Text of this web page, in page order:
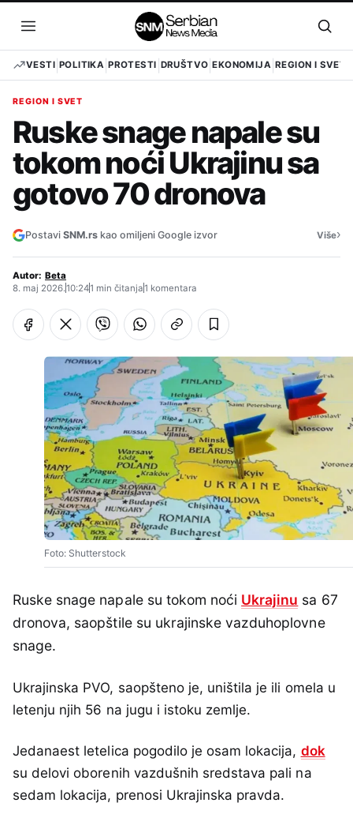
sadržaj
Otvori
meni
VESTI POLITIKA PROTESTI DRUŠTVO EKONOMIJA REGION I SVET
REGION I SVET
Ruske snage napale su
tokom noći Ukrajinu sa
gotovo 70 dronova
Postavi SNM.rs kao omiljeni Google izvor Više›
Autor: Beta
8. maj 2026.10:241 min čitanja1 komentara
Foto: Shutterstock
Ruske snage napale su tokom noći Ukrajinu sa 67
dronova, saopštile su ukrajinske vazduhoplovne
snage.
Ukrajinska PVO, saopšteno je, uništila je ili omela u
letenju njih 56 na jugu i istoku zemlje.
Jedanaest letelica pogodilo je osam lokacija, dok
su delovi oborenih vazdušnih sredstava pali na
sedam lokacija, prenosi Ukrajinska pravda.